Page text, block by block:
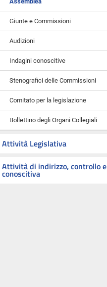
Giunte e Commissioni
Audizioni
Indagini conoscitive
Stenografici delle Commissioni
Comitato per la legislazione
Bollettino degli Organi Collegiali
Attività Legislativa
Attività di indirizzo, controllo e
conoscitiva